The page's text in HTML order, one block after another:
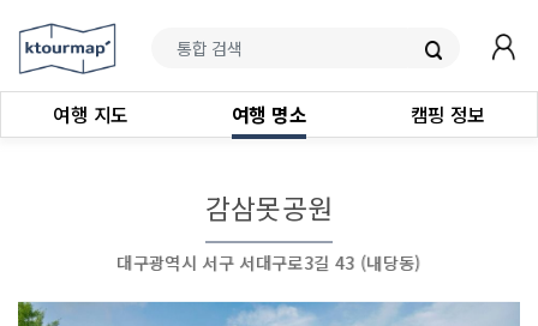
여행 지도 여행 명소 캠핑 정보
감삼못공원
대구광역시 서구 서대구로3길 43 (내당동)